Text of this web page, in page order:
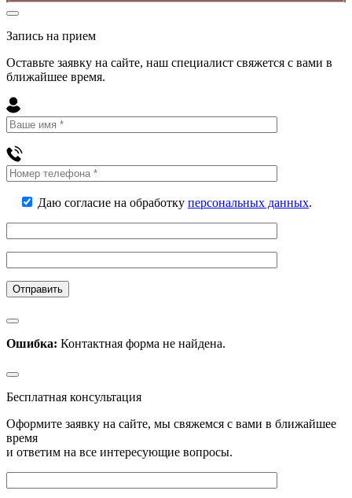
Запись на прием
Оставьте заявку на сайте, наш специалист свяжется с вами в
ближайшее время.
Даю согласие на обработку персональных данных.
Ошибка: Контактная форма не найдена.
Бесплатная консультация
Оформите заявку на сайте, мы свяжемся с вами в ближайшее
время
и ответим на все интересующие вопросы.